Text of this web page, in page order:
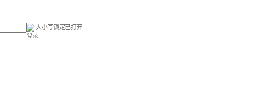
大小写锁定已打开
登录